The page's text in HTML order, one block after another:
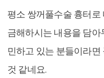
평소 쌍꺼풀수술 흉터
금해하시는 내용을 담
민하고 있는 분들이라
것 같네요.